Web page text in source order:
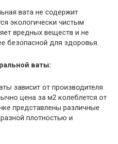
вата не содержит
экологически чистым
вредных веществ и не
безопасной для здоровья.
ваты:
зависит от производителя
цена за м2 колеблется от
представлены различные
плотностью и